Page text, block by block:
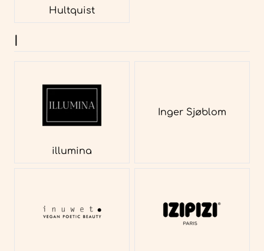
Hultquist
I
illumina
Inger Sjøblom